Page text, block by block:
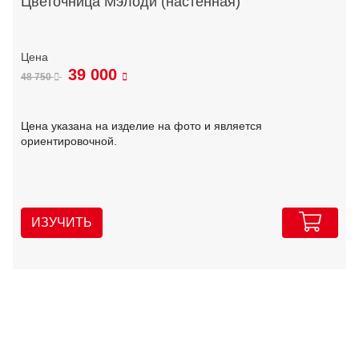
48 750 39 000
Цена указана на изделие на фото и является
ориентировочной.
ИЗУЧИТЬ